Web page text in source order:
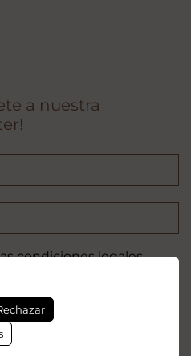
a nuestra
condiciones legales
los puntos de vista y las
reflejan necesariamente los de